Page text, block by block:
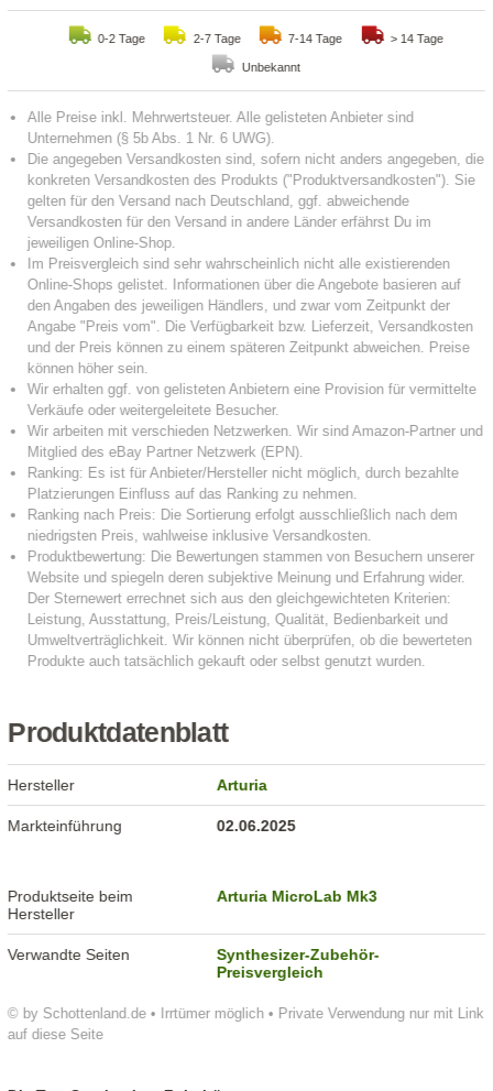
0-2 Tage 2-7 Tage 7-14 Tage > 14 Tage
Unbekannt
Produktdatenblatt
© by Schottenland.de • Irrtümer möglich • Private Verwendung nur mit Link
auf diese Seite
Hersteller Arturia
Markteinführung 02.06.2025
Produktseite beim
Hersteller
Arturia MicroLab Mk3
Verwandte Seiten
Synthesizer-Zubehör-
Preisvergleich